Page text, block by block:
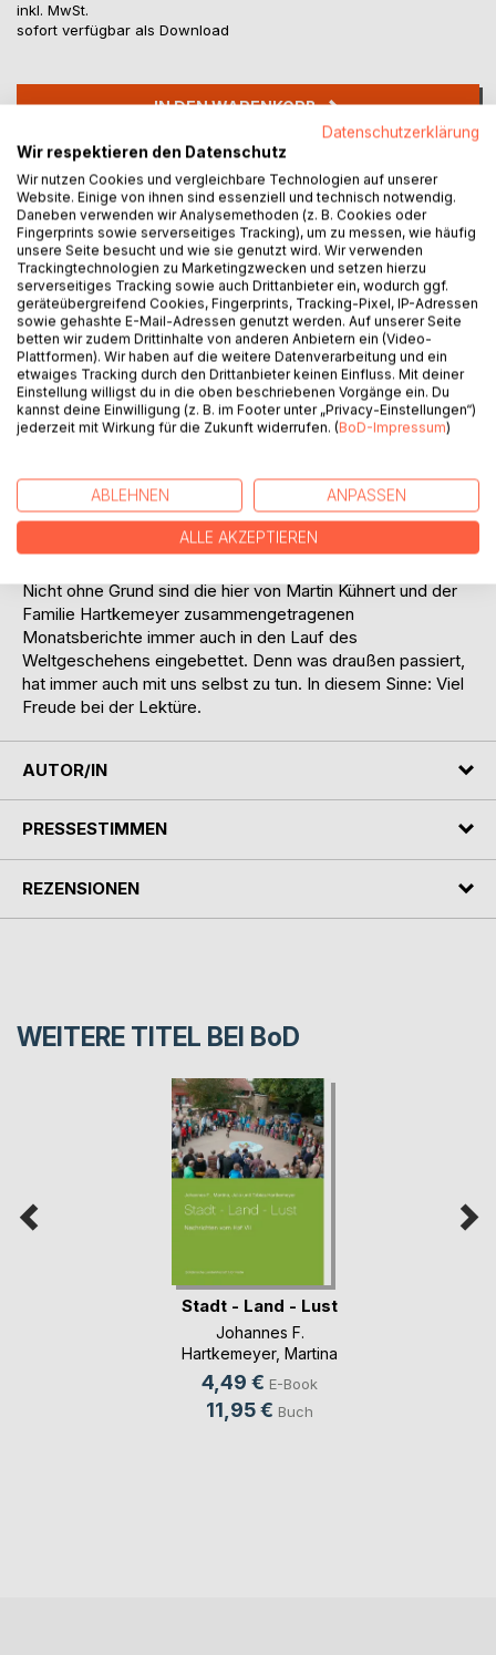
inkl. MwSt.
sofort verfügbar als Download
IN DEN WARENKORB
Auf die Merkliste
Titel bewerten
BESCHREIBUNG
Der hier vorliegende neunte Band der Nachrichten vom Hof
CSA Hof Pente. Vom Bienenfleiß, mit dem hier Versorgung,
Gemeinschaft und Lernen neu gedacht und vor allem
gemacht werden, aber auch von den Wespenstichen, die in
krisengeschüttelten Zeiten wie diesen nicht ausbleiben.
Nicht ohne Grund sind die hier von Martin Kühnert und der
Familie Hartkemeyer zusammengetragenen
Monatsberichte immer auch in den Lauf des
Weltgeschehens eingebettet. Denn was draußen passiert,
hat immer auch mit uns selbst zu tun. In diesem Sinne: Viel
Freude bei der Lektüre.
AUTOR/IN
PRESSESTIMMEN
REZENSIONEN
WEITERE TITEL BEI BoD
Stadt - Land - Lust
Johannes F.
Hartkemeyer, Martina
Hartkemeyer
4,49 € E-Book
11,95 € Buch
Datenschutzerklärung
Wir respektieren den Datenschutz
Wir nutzen Cookies und vergleichbare Technologien auf unserer
Website. Einige von ihnen sind essenziell und technisch notwendig.
Daneben verwenden wir Analysemethoden (z. B. Cookies oder
Fingerprints sowie serverseitiges Tracking), um zu messen, wie häufig
unsere Seite besucht und wie sie genutzt wird. Wir verwenden
Trackingtechnologien zu Marketingzwecken und setzen hierzu
serverseitiges Tracking sowie auch Drittanbieter ein, wodurch ggf.
geräteübergreifend Cookies, Fingerprints, Tracking-Pixel, IP-Adressen
sowie gehashte E-Mail-Adressen genutzt werden. Auf unserer Seite
betten wir zudem Drittinhalte von anderen Anbietern ein (Video-
Plattformen). Wir haben auf die weitere Datenverarbeitung und ein
etwaiges Tracking durch den Drittanbieter keinen Einfluss. Mit deiner
Einstellung willigst du in die oben beschriebenen Vorgänge ein. Du
kannst deine Einwilligung (z. B. im Footer unter „Privacy-Einstellungen“)
jederzeit mit Wirkung für die Zukunft widerrufen. (BoD-Impressum)
ABLEHNEN ANPASSEN
ALLE AKZEPTIEREN